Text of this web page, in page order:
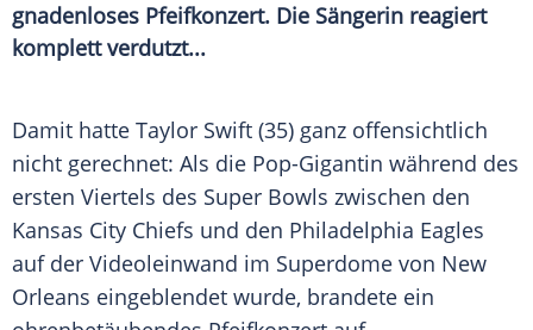
gnadenloses Pfeifkonzert. Die Sängerin reagiert
komplett verdutzt...
Damit hatte Taylor Swift (35) ganz offensichtlich
nicht gerechnet: Als die Pop-Gigantin während des
ersten Viertels des Super Bowls zwischen den
Kansas City Chiefs und den Philadelphia Eagles
auf der Videoleinwand im Superdome von New
Orleans eingeblendet wurde, brandete ein